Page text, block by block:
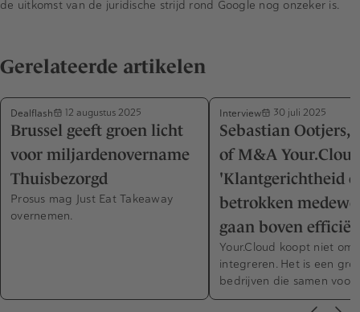
de uitkomst van de juridische strijd rond Google nog onzeker is.
Gerelateerde artikelen
Dealflash 12 augustus 2025
Brussel geeft groen licht
voor miljardenovername
Thuisbezorgd
Prosus mag Just Eat Takeaway
overnemen.
Interview 30 juli 2025
Sebastian Ootjers,
of M&A
'Klantgerichtheid
betrokken
gaan boven
Your.Cloud koopt niet om
integreren. Het is een
bedrijven die samen